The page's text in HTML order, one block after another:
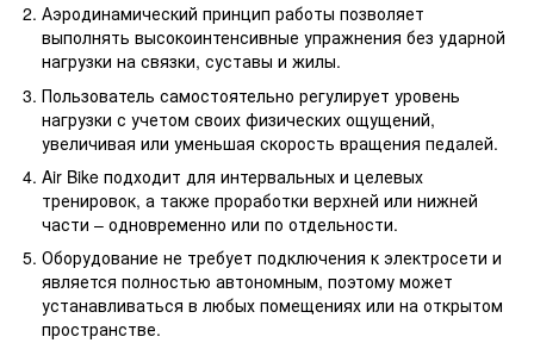
Аэродинамический принцип работы позволяет
выполнять высокоинтенсивные упражнения без ударной
нагрузки на связки, суставы и жилы.
Пользователь самостоятельно регулирует уровень
нагрузки с учетом своих физических ощущений,
увеличивая или уменьшая скорость вращения педалей.
Air Bike подходит для интервальных и целевых
тренировок, а также проработки верхней или нижней
части – одновременно или по отдельности.
Оборудование не требует подключения к электросети и
является полностью автономным, поэтому может
устанавливаться в любых помещениях или на открытом
пространстве.